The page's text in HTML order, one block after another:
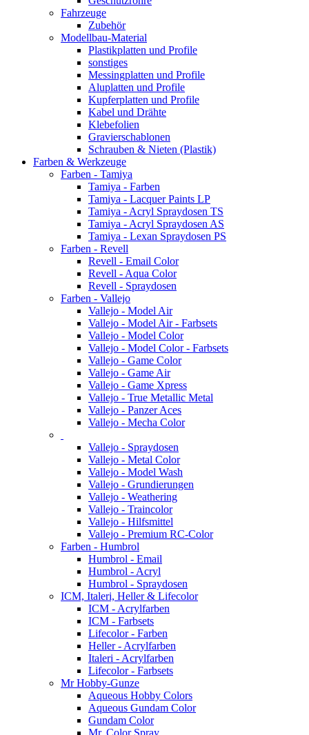
Fahrzeuge
Zubehör
Modellbau-Material
Plastikplatten und Profile
sonstiges
Messingplatten und Profile
Aluplatten und Profile
Kupferplatten und Profile
Kabel und Drähte
Klebefolien
Gravierschablonen
Schrauben & Nieten (Plastik)
Farben & Werkzeuge
Farben - Tamiya
Tamiya - Farben
Tamiya - Lacquer Paints LP
Tamiya - Acryl Spraydosen TS
Tamiya - Acryl Spraydosen AS
Tamiya - Lexan Spraydosen PS
Farben - Revell
Revell - Email Color
Revell - Aqua Color
Revell - Spraydosen
Farben - Vallejo
Vallejo - Model Air
Vallejo - Model Air - Farbsets
Vallejo - Model Color
Vallejo - Model Color - Farbsets
Vallejo - Game Color
Vallejo - Game Air
Vallejo - Game Xpress
Vallejo - True Metallic Metal
Vallejo - Panzer Aces
Vallejo - Mecha Color
Vallejo - Spraydosen
Vallejo - Metal Color
Vallejo - Model Wash
Vallejo - Grundierungen
Vallejo - Weathering
Vallejo - Traincolor
Vallejo - Hilfsmittel
Vallejo - Premium RC-Color
Farben - Humbrol
Humbrol - Email
Humbrol - Acryl
Humbrol - Spraydosen
ICM, Italeri, Heller & Lifecolor
ICM - Acrylfarben
ICM - Farbsets
Lifecolor - Farben
Heller - Acrylfarben
Italeri - Acrylfarben
Lifecolor - Farbsets
Mr Hobby-Gunze
Aqueous Hobby Colors
Aqueous Gundam Color
Gundam Color
Mr. Color Spray